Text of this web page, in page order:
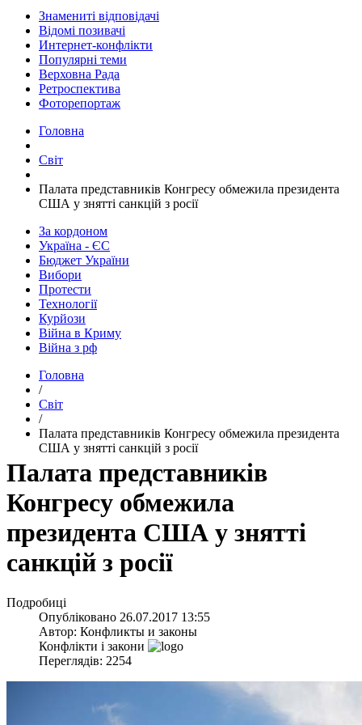
Знамениті відповідачі
Відомі позивачі
Интернет-конфлікти
Популярні теми
Верховна Рада
Ретроспектива
Фоторепортаж
Головна
Світ
​Палата представників Конгресу обмежила президента
США у знятті санкцій з росії
За кордоном
Україна - ЄС
Бюджет України
Вибори
Протести
Технології
Курйози
Війна в Криму
Війна з рф
Головна
/
Світ
/
​Палата представників Конгресу обмежила президента
США у знятті санкцій з росії
​Палата представників
Конгресу обмежила
президента США у знятті
санкцій з росії
Подробиці
Опубліковано 26.07.2017 13:55
Автор: Конфликты и законы
Конфлікти і закони
Переглядів: 2254